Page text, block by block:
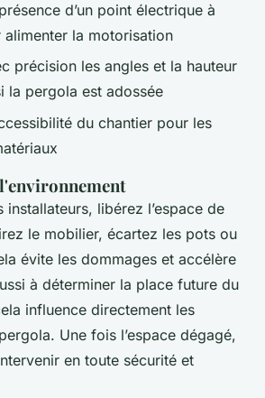
d’un point électrique à
la motorisation
précision les angles et la hauteur
la pergola est adossée
du chantier pour les
installateurs, libérez l’espace de
le mobilier, écartez les pots ou
évite les dommages et accélère
à déterminer la place future du
influence directement les
Une fois l’espace dégagé,
en toute sécurité et